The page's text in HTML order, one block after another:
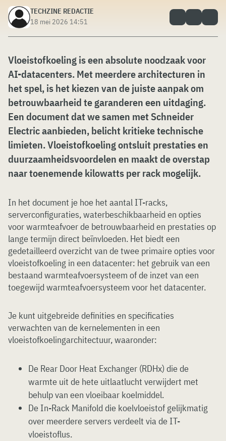
TECHZINE REDACTIE
18 mei 2026 14:51
Vloeistofkoeling is een absolute noodzaak voor
AI-datacenters. Met meerdere architecturen in
het spel, is het kiezen van de juiste aanpak om
betrouwbaarheid te garanderen een uitdaging.
Een document dat we samen met Schneider
Electric aanbieden, belicht kritieke technische
limieten. Vloeistofkoeling ontsluit prestaties en
duurzaamheidsvoordelen en maakt de overstap
naar toenemende kilowatts per rack mogelijk.
In het document je hoe het aantal IT-racks,
serverconfiguraties, waterbeschikbaarheid en opties
voor warmteafvoer de betrouwbaarheid en prestaties op
lange termijn direct beïnvloeden. Het biedt een
gedetailleerd overzicht van de twee primaire opties voor
vloeistofkoeling in een datacenter: het gebruik van een
bestaand warmteafvoersysteem of de inzet van een
toegewijd warmteafvoersysteem voor het datacenter.
Je kunt uitgebreide definities en specificaties
verwachten van de kernelementen in een
vloeistofkoelingarchitectuur, waaronder:
De Rear Door Heat Exchanger (RDHx) die de
warmte uit de hete uitlaatlucht verwijdert met
behulp van een vloeibaar koelmiddel.
De In-Rack Manifold die koelvloeistof gelijkmatig
over meerdere servers verdeelt via de IT-
vloeistoflus.